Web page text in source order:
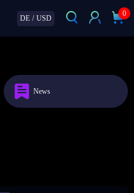
DE / USD
0
News